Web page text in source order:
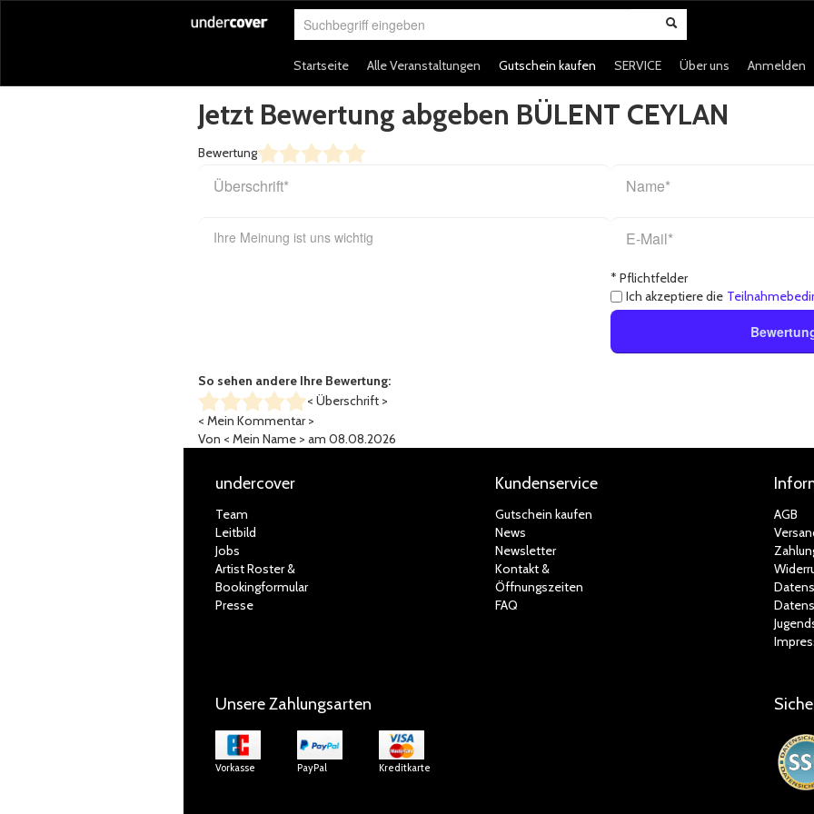
Suchbegriff eingeben
Startseite Alle Veranstaltungen Gutschein kaufen SERVICE Über uns Anmelden
Jetzt Bewertung abgeben BÜLENT CEYLAN
Bewertung
* Pflichtfelder
Ich akzeptiere die
So sehen andere Ihre Bewertung:
< Überschrift >
< Mein Kommentar >
Von < Mein Name > am 08.08.2026
undercover
Team
Leitbild
Jobs
Artist Roster &
Bookingformular
Presse
Kundenservice
Gutschein kaufen
News
Newsletter
Kontakt &
Öffnungszeiten
FAQ
AGB
Unsere Zahlungsarten
Vorkasse PayPal Kreditkarte